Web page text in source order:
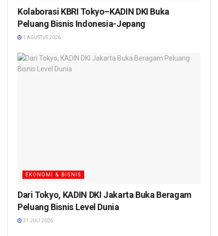
Kolaborasi KBRI Tokyo–KADIN DKI Buka
Peluang Bisnis Indonesia-Jepang
1 AGUSTUS 2026
EKONOMI & BISNIS
Dari Tokyo, KADIN DKI Jakarta Buka Beragam
Peluang Bisnis Level Dunia
31 JULI 2026